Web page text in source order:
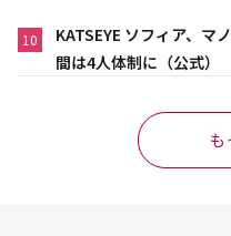
10
KATSEYE ソフィア、
間は4人体制に（公式）
も